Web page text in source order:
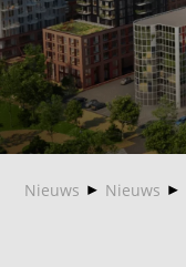
Nieuws Nieuws